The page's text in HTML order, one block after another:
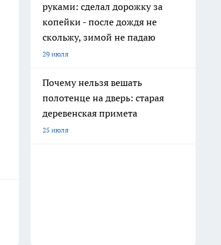
руками: сделал дорожку за
копейки - после дождя не
скольжу, зимой не падаю
29 июля
Почему нельзя вешать
полотенце на дверь: старая
деревенская примета
25 июля